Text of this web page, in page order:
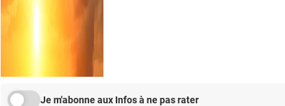
Je m'abonne aux Infos à ne pas rater